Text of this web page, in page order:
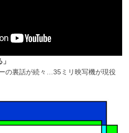
の裏話が続々…35ミリ映写機が現役